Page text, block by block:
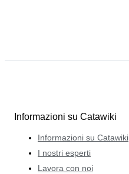
Informazioni su Catawiki
Informazioni su Catawiki
I nostri esperti
Lavora con noi